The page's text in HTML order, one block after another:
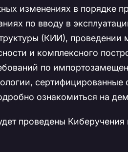
изменениях в порядке
по вводу в
(КИИ), проведении
и комплексного
по
ознакомиться на
проведены Киберучения